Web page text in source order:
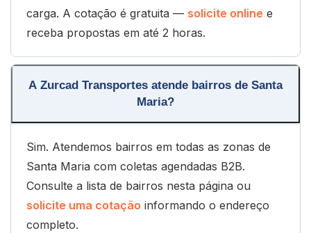
carga. A cotação é gratuita — solicite online e
receba propostas em até 2 horas.
A Zurcad Transportes atende bairros de Santa
Maria?
Sim. Atendemos bairros em todas as zonas de
Santa Maria com coletas agendadas B2B.
Consulte a lista de bairros nesta página ou
solicite uma cotação informando o endereço
completo.